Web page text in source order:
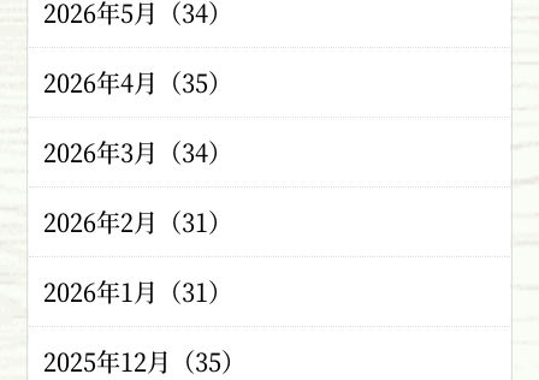
2026年5月（34）
2026年4月（35）
2026年3月（34）
2026年2月（31）
2026年1月（31）
2025年12月（35）